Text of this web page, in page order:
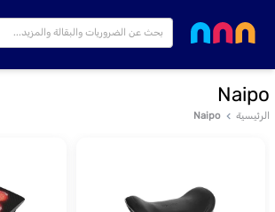
Naipo
الرئيسية Naipo